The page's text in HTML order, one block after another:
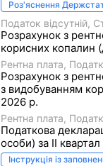
Роз'яснення
Податок відсутній
Розрахунок з
корисних копалин
Рентна плата
Розрахунок з
з видобуванням
2026 р.
Рентна плата
Податкова
особи) за II
Інструкція із